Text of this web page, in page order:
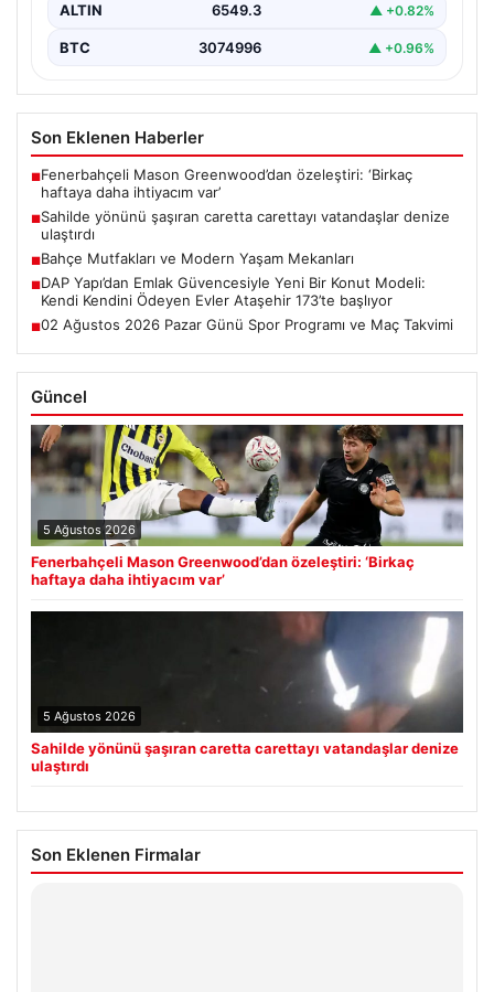
ALTIN 6549.3 ▲ +0.82%
BTC 3074996 ▲ +0.96%
Son Eklenen Haberler
■Fenerbahçeli Mason Greenwood’dan özeleştiri: ‘Birkaç
haftaya daha ihtiyacım var’
■Sahilde yönünü şaşıran caretta carettayı vatandaşlar denize
ulaştırdı
■Bahçe Mutfakları ve Modern Yaşam Mekanları
■DAP Yapı’dan Emlak Güvencesiyle Yeni Bir Konut Modeli:
Kendi Kendini Ödeyen Evler Ataşehir 173’te başlıyor
■02 Ağustos 2026 Pazar Günü Spor Programı ve Maç Takvimi
Güncel
5 Ağustos 2026
Fenerbahçeli Mason Greenwood’dan özeleştiri: ‘Birkaç
haftaya daha ihtiyacım var’
5 Ağustos 2026
Sahilde yönünü şaşıran caretta carettayı vatandaşlar denize
ulaştırdı
Son Eklenen Firmalar